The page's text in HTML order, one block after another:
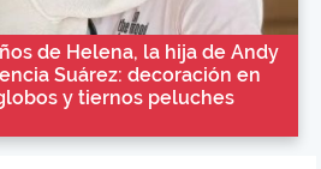
de Helena, la hija de Andy
Suárez: decoración en
y tiernos peluches